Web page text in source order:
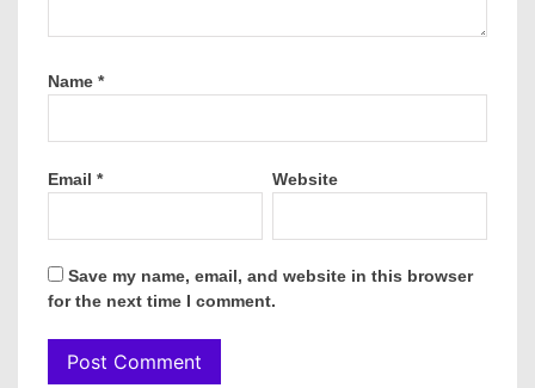
Name *
Email * Website
Save my name, email, and website in this browser
for the next time I comment.